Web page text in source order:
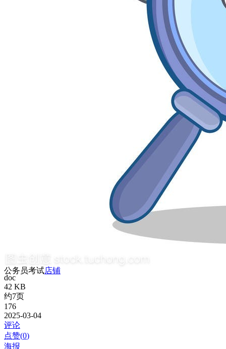
公务员考试店铺
doc
42 KB
约7页
176
2025-03-04
评论
点赞(0)
海报